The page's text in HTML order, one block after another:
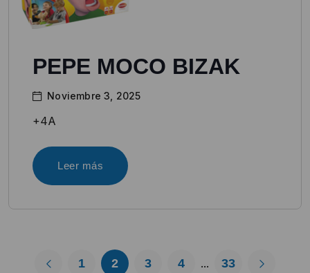
PEPE MOCO BIZAK
Noviembre 3, 2025
+4A
Leer más
1 2 3 4 ... 33